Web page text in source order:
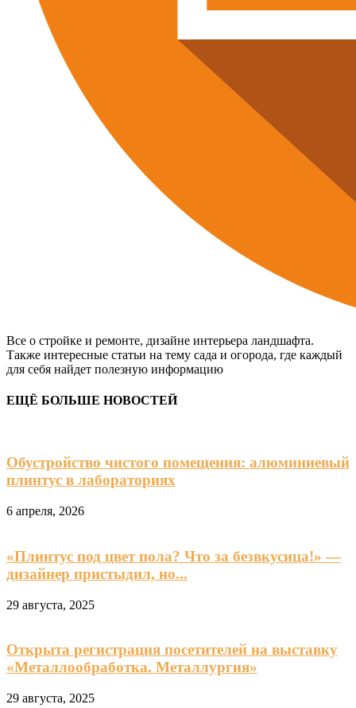
Все о стройке и ремонте, дизайне интерьера ландшафта.
Также интересные статьи на тему сада и огорода, где каждый
для себя найдет полезную информацию
ЕЩЁ БОЛЬШЕ НОВОСТЕЙ
Обустройство чистого помещения: алюминиевый
плинтус в лабораториях
6 апреля, 2026
«Плинтус под цвет пола? Что за безвкусица!» —
дизайнер пристыдил, но...
29 августа, 2025
Открыта регистрация посетителей на выставку
«Металлообработка. Металлургия»
29 августа, 2025